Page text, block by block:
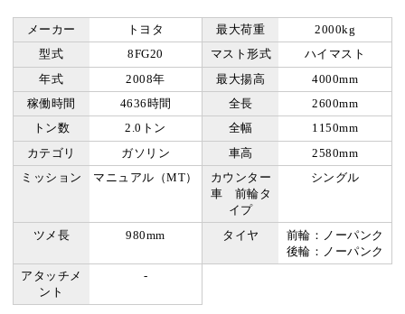
メーカー トヨタ 最大荷重
2000kg
型式
8FG20 マスト形式
ハイマスト
年式
2008年 最大揚高
4000mm
稼働時間
4636時間 全長
2600mm
トン数
2.0トン 全幅
1150mm
カテゴリ
ガソリン 車高
2580mm
ミッション
マニュアル（MT）
カウンター
車 前輪タ
イプ
シングル
ツメ長 980mm タイヤ
前輪：ノーパンク
後輪：ノーパンク
アタッチメ
ント
-